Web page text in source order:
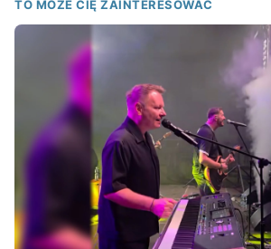
TO MOŻE CIĘ ZAINTERESOWAĆ